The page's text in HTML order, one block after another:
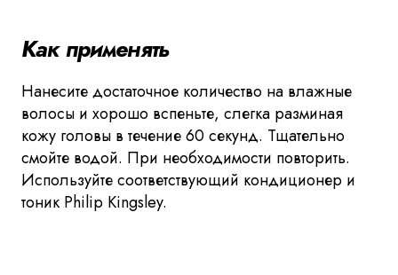
Как применять
Нанесите достаточное количество на влажные
волосы и хорошо вспеньте, слегка разминая
кожу головы в течение 60 секунд. Тщательно
смойте водой. При необходимости повторить.
Используйте соответствующий кондиционер и
тоник Philip Kingsley.